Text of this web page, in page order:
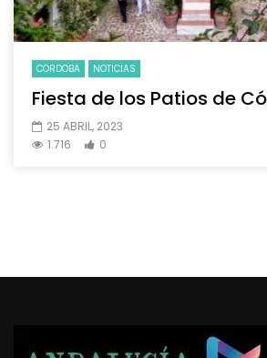
CORDOBA NOTICIAS
Fiesta de los Patios de
25 ABRIL, 2023
1.716
0